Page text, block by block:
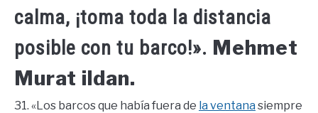
calma, ¡toma toda la distancia
posible con tu barco!». Mehmet
Murat ildan.
31. «Los barcos que había fuera de la ventana siempre